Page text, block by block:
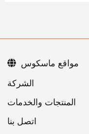
اتصل بنا
مواقع ماسكوس